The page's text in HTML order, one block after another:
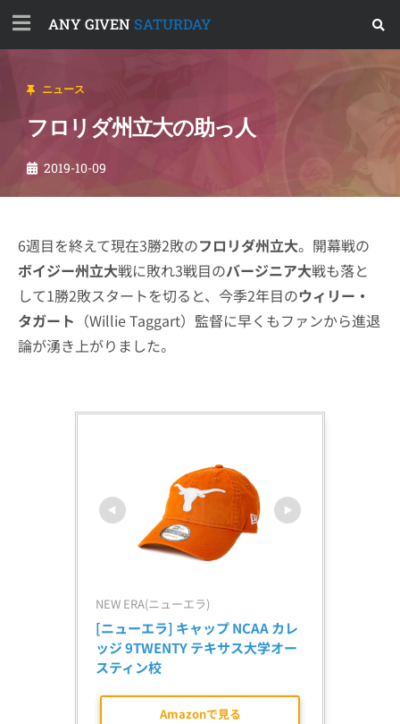
ANY GIVEN SATURDAY
ニュース
フロリダ州立大の助っ人
2019-10-09
6週目を終えて現在3勝2敗のフロリダ州立大。開幕戦の
ボイジー州立大戦に敗れ3戦目のバージニア大戦も落と
して1勝2敗スタートを切ると、今季2年目のウィリー・
タガート （Willie Taggart）監督に早くもファンから進退
論が湧き上がりました。
NEW ERA(ニューエラ)
[ニューエラ] キャップ NCAA カレ
ッジ 9TWENTY テキサス大学オー
スティン校
Amazonで見る